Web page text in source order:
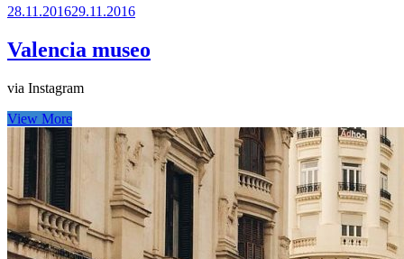
28.11.201629.11.2016
Valencia museo
via Instagram
View More